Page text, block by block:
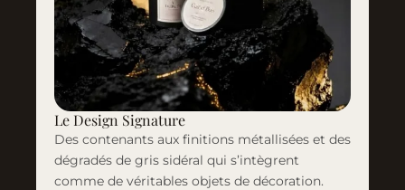
Le Design Signature
Des contenants aux finitions métallisées et des
dégradés de gris sidéral qui s’intègrent
comme de véritables objets de décoration.